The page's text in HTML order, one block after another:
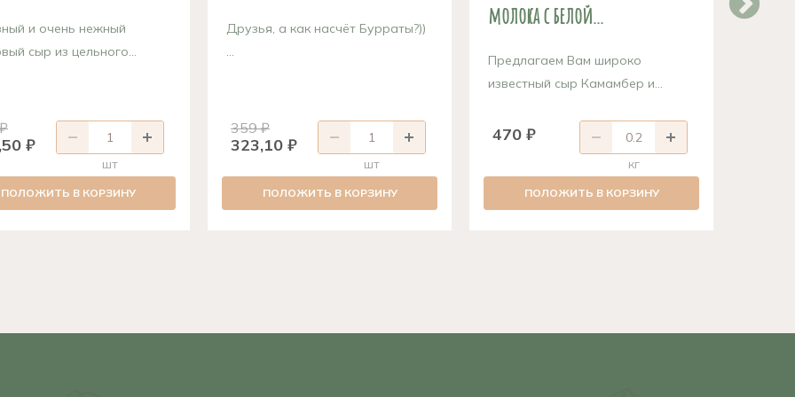
и очень нежный
сыр из цельного...
₽
шт
ПОЛОЖИТЬ В КОРЗИНУ
Друзья, а как насчёт Бурраты?))
...
359 ₽
323,10 ₽
шт
ПОЛОЖИТЬ В КОРЗИНУ
молока с белой...
Предлагаем Вам широко
известный сыр Камамбер и...
470 ₽
кг
ПОЛОЖИТЬ В КОРЗИНУ